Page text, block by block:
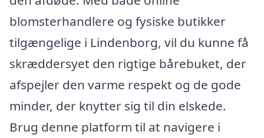
blomsterhandlere og fysiske butikker
tilgængelige i Lindenborg, vil du kunne få
skræddersyet den rigtige bårebuket, der
afspejler den varme respekt og de gode
minder, der knytter sig til din elskede.
Brug denne platform til at navigere i